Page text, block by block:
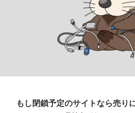
もし閉鎖予定のサイトなら売り